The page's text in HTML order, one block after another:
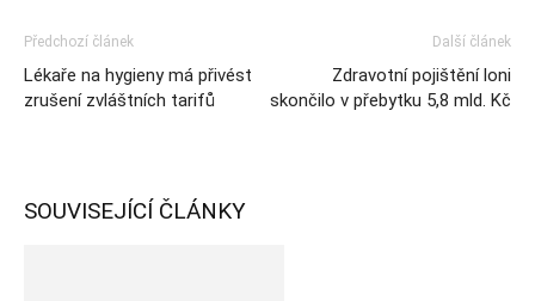
Předchozí článek
Lékaře na hygieny má přivést
zrušení zvláštních tarifů
Další článek
Zdravotní pojištění loni
skončilo v přebytku 5,8 mld. Kč
SOUVISEJÍCÍ ČLÁNKY